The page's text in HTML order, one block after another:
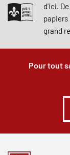
d'ici.
papiers
grand
Pour tout